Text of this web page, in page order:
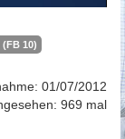
10)
01/07/2012
969 mal